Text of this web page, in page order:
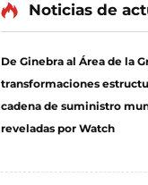
Noticias de
De Ginebra al Área de la
transformaciones
cadena de suministro
reveladas por Watch